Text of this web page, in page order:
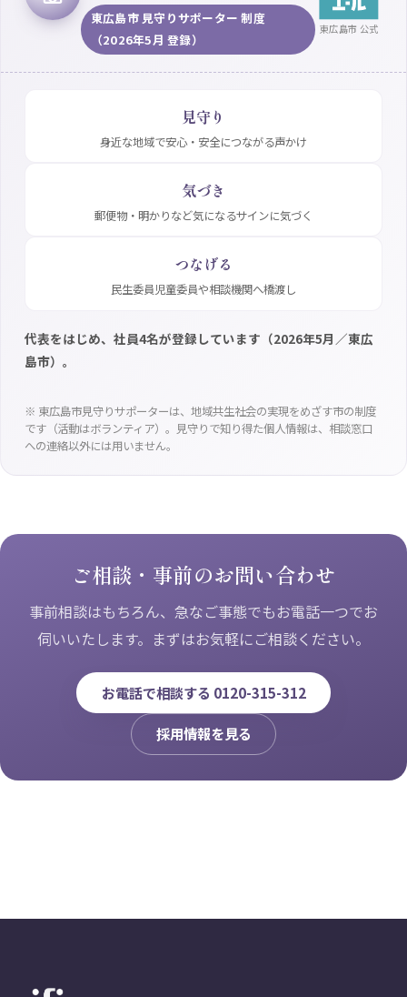
東広島市 見守りサポーター 制度
（2026年5月 登録）
東広島市 公式
見守り
身近な地域で安心・安全につながる声かけ
気づき
郵便物・明かりなど気になるサインに気づく
つなげる
民生委員児童委員や相談機関へ橋渡し
代表をはじめ、社員4名が登録しています（2026年5月／東広
島市）。
※ 東広島市見守りサポーターは、地域共生社会の実現をめざす市の制度
です（活動はボランティア）。見守りで知り得た個人情報は、相談窓口
への連絡以外には用いません。
ご相談・事前のお問い合わせ
事前相談はもちろん、急なご事態でもお電話一つでお
伺いいたします。まずはお気軽にご相談ください。
お電話で相談する 0120-315-312
採用情報を見る